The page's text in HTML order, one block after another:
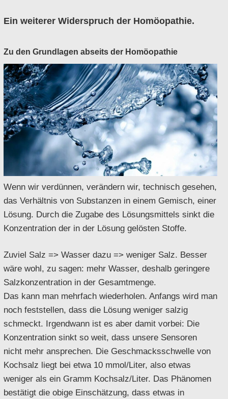
Ein weiterer Widerspruch der Homöopathie.
Zu den Grundlagen abseits der Homöopathie
Wenn wir verdünnen, verändern wir, technisch gesehen,
das Verhältnis von Substanzen in einem Gemisch, einer
Lösung. Durch die Zugabe des Lösungsmittels sinkt die
Konzentration der in der Lösung gelösten Stoffe.
Zuviel Salz => Wasser dazu => weniger Salz. Besser
wäre wohl, zu sagen: mehr Wasser, deshalb geringere
Salzkonzentration in der Gesamtmenge.
Das kann man mehrfach wiederholen. Anfangs wird man
noch feststellen, dass die Lösung weniger salzig
schmeckt. Irgendwann ist es aber damit vorbei: Die
Konzentration sinkt so weit, dass unsere Sensoren
nicht mehr ansprechen. Die Geschmacksschwelle von
Kochsalz liegt bei etwa 10 mmol/Liter, also etwas
weniger als ein Gramm Kochsalz/Liter. Das Phänomen
bestätigt die obige Einschätzung, dass etwas in